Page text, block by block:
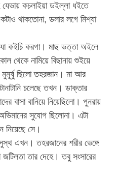
কচলাইয়া ডইল্লা ধইতে
থাকতোনা, ডলার লগে মিশ্যা
কইচি করগা। মাছ ভত্তা অইলে
থেকে নামিয়ে বিছানায় শুইয়ে
মুমূর্ষু ছিলো তহরজান। মা আর
চলেছে তখন। ডাক্তার
বাসা বানিয়ে নিয়েছিলো। পুনরায়
সুযোগ ছিলোনা। এটা
সে।
এখন। তহরজানের শরীর ভেঙ্গে
তার দেহে। তবু সংসারের